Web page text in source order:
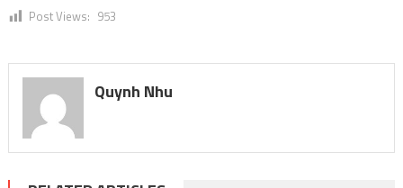
Post Views: 953
Quynh Nhu